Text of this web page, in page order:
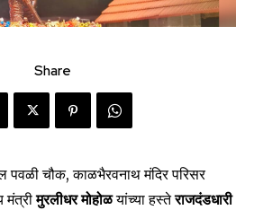
Share
पवळी चौक, काळभैरवनाथ मंदिर परिसर
मंत्रीमुरलीधर मोहोळयांच्या हस्तेराजदंडधारी